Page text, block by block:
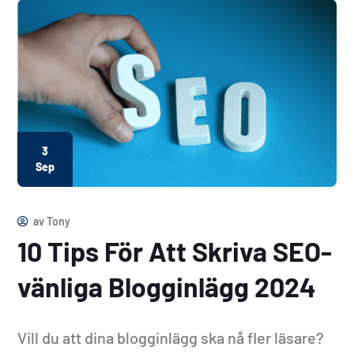
3
Sep
avTony
10 Tips För Att Skriva SEO-
vänliga Blogginlägg 2024
Vill du att dina blogginlägg ska nå fler läsare?